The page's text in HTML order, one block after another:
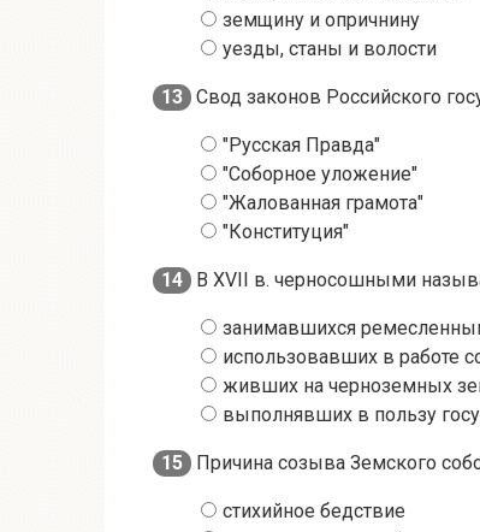
земщину и опричнину
уезды, станы и волости
13 Свод законов Российского
"Русская Правда"
"Соборное уложение"
"Жалованная грамота"
"Конституция"
14 В XVII в. черносошными
занимавшихся
использовавших в работе
живших на черноземных
выполнявших в пользу
15 Причина созыва Земского
стихийное бедствие